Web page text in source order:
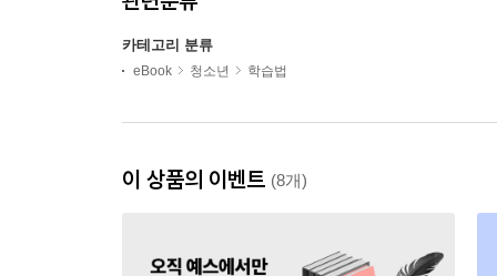
카테고리 분류
eBook 청소년 학습법
이 상품의 이벤트 (8개)